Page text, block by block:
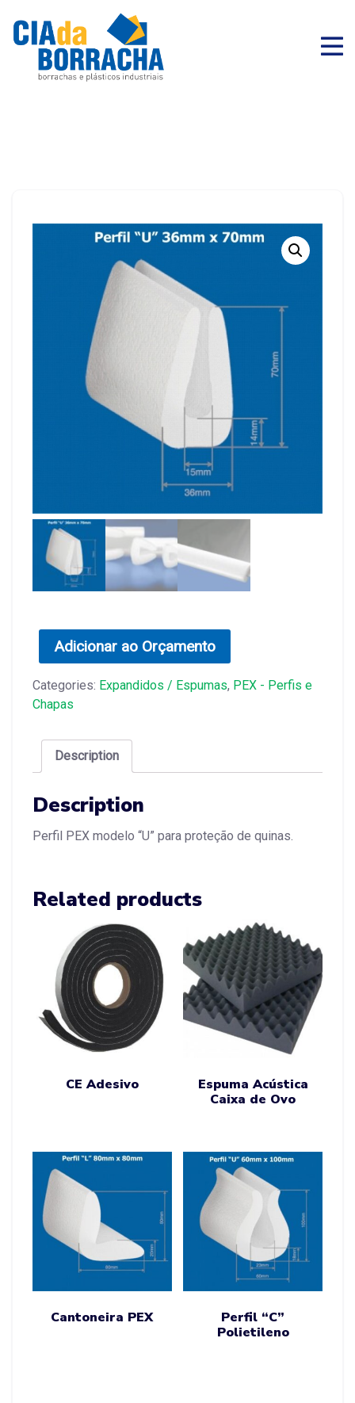
Adicionar ao Orçamento
Categories: Expandidos / Espumas, PEX - Perfis e
Chapas
Description
Description
Perfil PEX modelo “U” para proteção de quinas.
Related products
CE Adesivo
Espuma Acústica
Caixa de Ovo
Cantoneira PEX
Perfil “C”
Polietileno